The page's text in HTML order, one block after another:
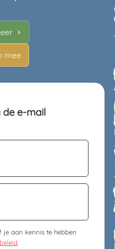
mee
e-mail
aan kennis te hebben
.